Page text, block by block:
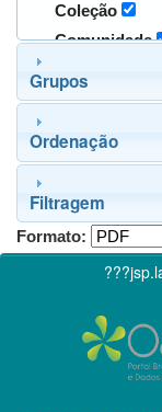
Coleção
Comunidade
Grupos
Ordenação
Filtragem
Formato: